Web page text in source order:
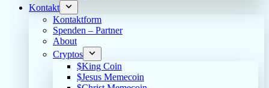
Kontakt
Kontaktform
Spenden – Partner
About
Cryptos
$King Coin
$Jesus Memecoin